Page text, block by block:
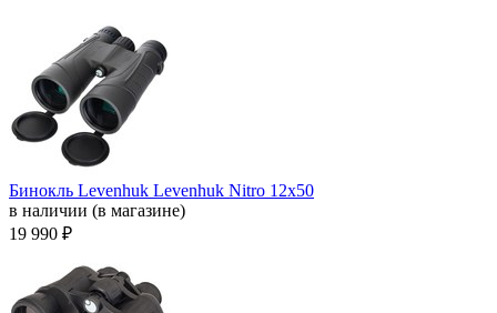
Бинокль Levenhuk Levenhuk Nitro 12x50
в наличии (в магазине)
19 990 ₽